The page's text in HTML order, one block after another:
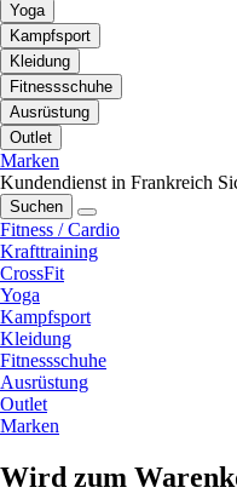
Yoga
Kampfsport
Kleidung
Fitnessschuhe
Ausrüstung
Outlet
Marken
Kundendienst in Frankreich
Suchen
Fitness / Cardio
Krafttraining
CrossFit
Yoga
Kampfsport
Kleidung
Fitnessschuhe
Ausrüstung
Outlet
Marken
Wird zum